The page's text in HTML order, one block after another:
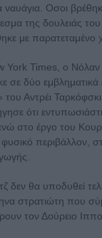
Οσοι
της δουλειάς
με παρατεταμένο
Times, ο Νόλαν
σε δύο
Αντρέι
ότι
στο έργο του
περιβάλλον,
δεν θα υποδυθεί
στρατιώτη που
τον Δούρειο